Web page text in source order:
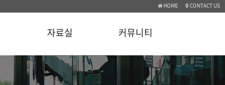
HOME CONTACT US
자료실 커뮤니티